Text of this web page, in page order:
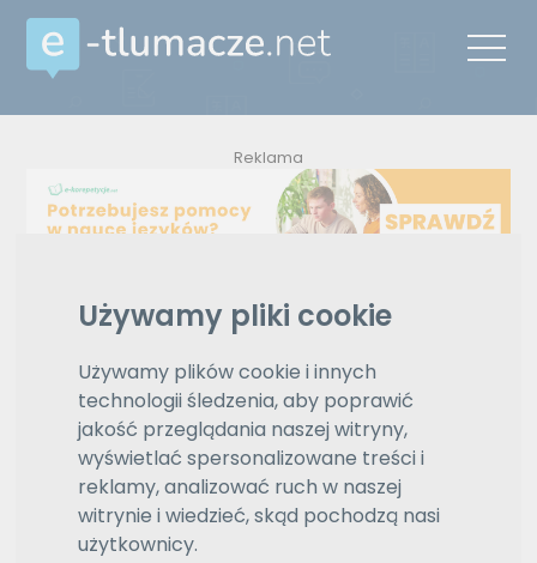
Używamy pliki cookie
Używamy plików cookie i innych
technologii śledzenia, aby poprawić
jakość przeglądania naszej witryny,
wyświetlać spersonalizowane treści i
reklamy, analizować ruch w naszej
witrynie i wiedzieć, skąd pochodzą nasi
użytkownicy.
Reklama
Oferty
e-tlumacze.net>Tłumaczenia z
języka polskiego na język ormiański
Wyświetlono
znalezionych
wyników
polski
Wybierz język
ormiański
Wybierz język